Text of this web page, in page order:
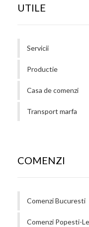
UTILE
Servicii
Productie
Casa de comenzi
Transport marfa
COMENZI
Comenzi Bucuresti
Comenzi Popesti-